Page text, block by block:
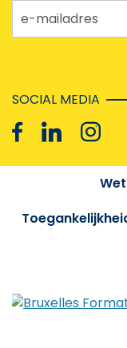
e-mailadres
SOCIAL MEDIA